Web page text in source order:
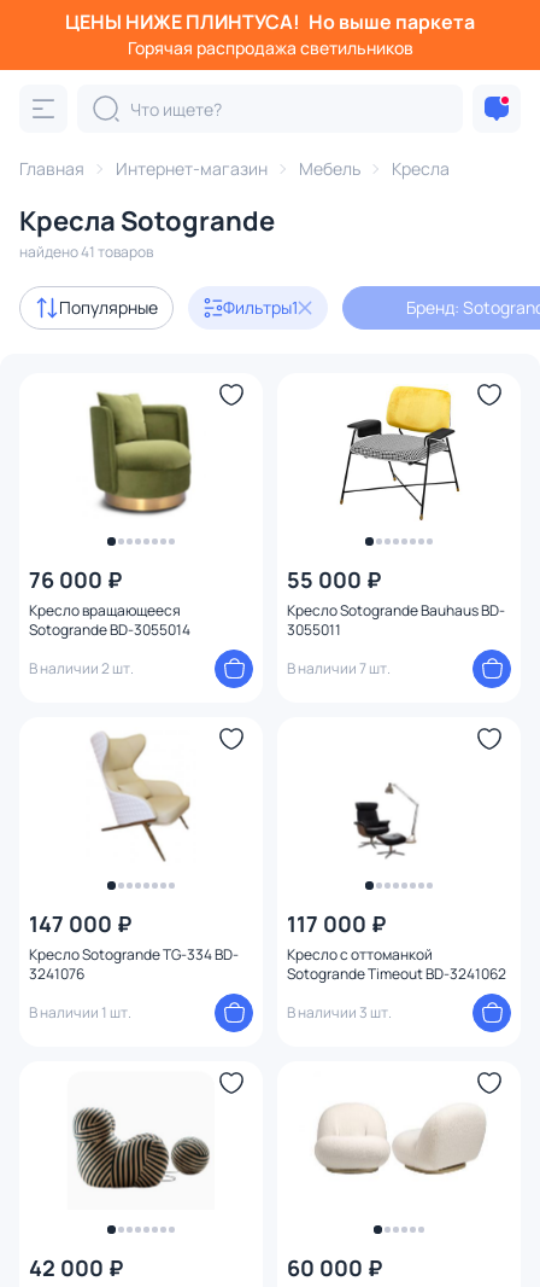
ЦЕНЫ НИЖЕ ПЛИНТУСА! Но выше паркета
Горячая распродажа светильников
Главная Интернет-магазин Мебель Кресла
Кресла Sotogrande
найдено 41 товаров
Популярные Фильтры1 Бренд:
76 000 ₽
Кресло вращающееся
Sotogrande BD-3055014
В наличии 2 шт.
55 000 ₽
Кресло Sotogrande Bauhaus BD-
3055011
В наличии 7 шт.
147 000 ₽
Кресло Sotogrande TG-334 BD-
3241076
В наличии 1 шт.
117 000 ₽
Кресло с оттоманкой
Sotogrande Timeout BD-3241062
В наличии 3 шт.
42 000 ₽ 60 000 ₽
Фильтры
Категория:
с ушами высокие кресло-качалка
В наличии 41
1
Стиль
Материал
Глубина (см)
Форма спинки
Материал обивки
Тип опоры
Ширина (см)
Высота сиденья (см)